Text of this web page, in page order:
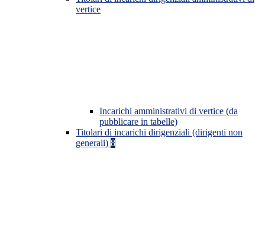
vertice
Incarichi amministrativi di vertice (da
pubblicare in tabelle)
Titolari di incarichi dirigenziali (dirigenti non
generali) 8